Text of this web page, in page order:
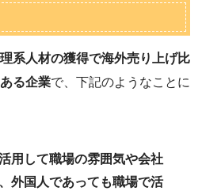
系人材の獲得で海外売り上げ比
る企業で、下記のようなことに
用して職場の雰囲気や会社
外国人であっても職場で活